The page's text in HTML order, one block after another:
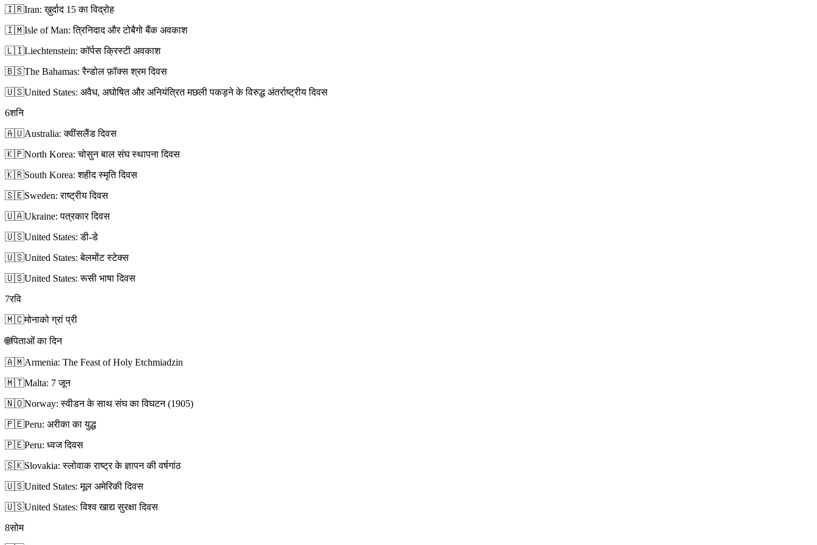
🇮🇷Iran: ख़ुर्दाद 15 का विद्रोह
🇮🇲Isle of Man: त्रिनिदाद और टोबैगो बैंक अवकाश
🇱🇮Liechtenstein: कॉर्पस क्रिस्टी अवकाश
🇧🇸The Bahamas: रैन्डोल फ़ॉक्स श्रम दिवस
🇺🇸United States: अवैध, अघोषित और अनियंत्रित मछली पकड़ने के विरुद्ध अंतर्राष्ट्रीय दिवस
6शनि
🇦🇺Australia: क्वींसलैंड दिवस
🇰🇵North Korea: चोसुन बाल संघ स्थापना दिवस
🇰🇷South Korea: शहीद स्मृति दिवस
🇸🇪Sweden: राष्ट्रीय दिवस
🇺🇦Ukraine: पत्रकार दिवस
🇺🇸United States: डी-डे
🇺🇸United States: बेलमोंट स्टेक्स
🇺🇸United States: रूसी भाषा दिवस
7रवि
🇲🇨मोनाको ग्रां प्री
🌐पिताओं का दिन
🇦🇲Armenia: The Feast of Holy Etchmiadzin
🇲🇹Malta: 7 जून
🇳🇴Norway: स्वीडन के साथ संघ का विघटन (1905)
🇵🇪Peru: अरीका का युद्ध
🇵🇪Peru: ध्वज दिवस
🇸🇰Slovakia: स्लोवाक राष्ट्र के ज्ञापन की वर्षगांठ
🇺🇸United States: मूल अमेरिकी दिवस
🇺🇸United States: विश्व खाद्य सुरक्षा दिवस
8सोम